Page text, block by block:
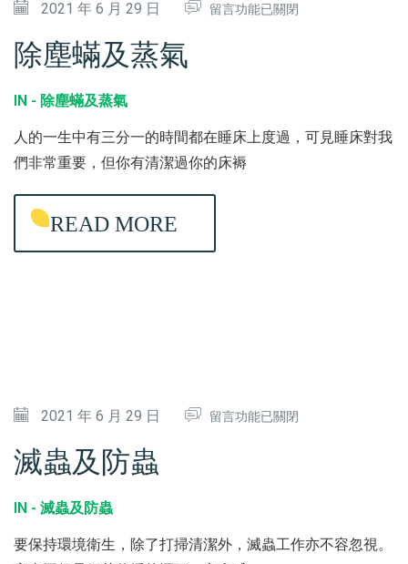
2021 年 6 月 29 日
在
及
蒸
氣
中
留言功能已關閉
除塵蟎及蒸氣
IN - 除塵蟎及蒸氣
人的一生中有三分一的時間都在睡床上度過，可見睡床對我
們非常重要，但你有清潔過你的床褥
READ MORE
2021 年 6 月 29 日
在
防
留言功能已關閉
滅蟲及防蟲
IN - 滅蟲及防蟲
要保持環境衛生，除了打掃清潔外，滅蟲工作亦不容忽視。